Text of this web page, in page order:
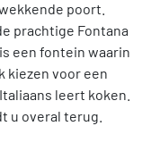
poort.
prachtige Fontana
een fontein waarin
kiezen voor een
leert koken.
u overal terug.